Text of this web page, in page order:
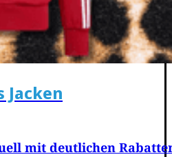
Jacken
mit deutlichen